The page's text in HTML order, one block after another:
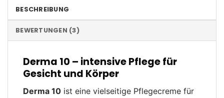
BESCHREIBUNG
BEWERTUNGEN (3)
Derma 10 – intensive Pflege für
Gesicht und Körper
Derma 10 ist eine vielseitige Pflegecreme für